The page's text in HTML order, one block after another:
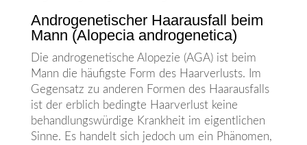
Androgenetischer Haarausfall beim
Mann (Alopecia androgenetica)
Die androgenetische Alopezie (AGA) ist beim
Mann die häufigste Form des Haarverlusts. Im
Gegensatz zu anderen Formen des Haarausfalls
ist der erblich bedingte Haarverlust keine
behandlungswürdige Krankheit im eigentlichen
Sinne. Es handelt sich jedoch um ein Phänomen,